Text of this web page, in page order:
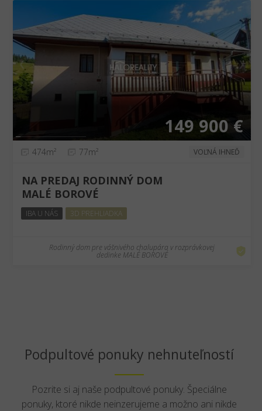
❮ ❯
149 900 €
474m² 77m² VOĽNÁ IHNEĎ
NA PREDAJ RODINNÝ DOM
MALÉ BOROVÉ
IBA U NÁS 3D PREHLIADKA
Rodinný dom pre vášnivého chalupára v rozprávkovej
dedinke MALÉ BOROVÉ
Podpultové ponuky nehnuteľností
Pozrite si aj naše podpultové ponuky. Špeciálne
ponuky, ktoré nikde neinzerujeme a možno ani nikde